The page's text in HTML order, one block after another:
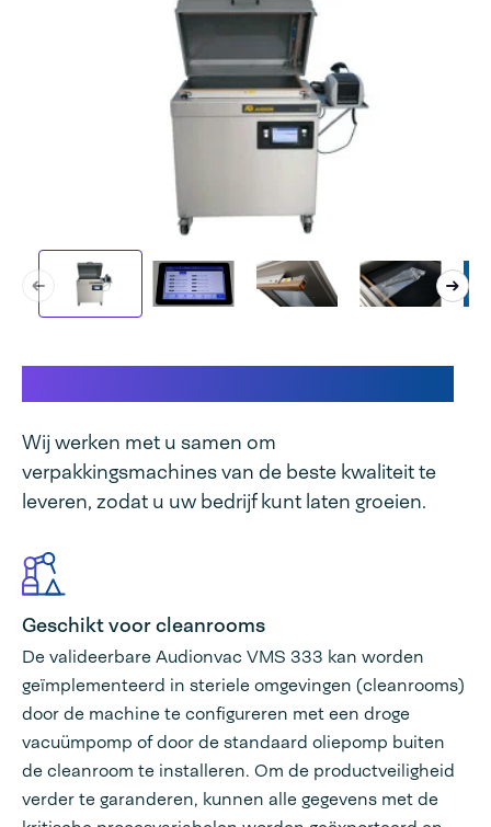
Wij werken met u samen om
verpakkingsmachines van de beste kwaliteit te
leveren, zodat u uw bedrijf kunt laten groeien.
Geschikt voor cleanrooms
De valideerbare Audionvac VMS 333 kan worden
geïmplementeerd in steriele omgevingen (cleanrooms)
door de machine te configureren met een droge
vacuümpomp of door de standaard oliepomp buiten
de cleanroom te installeren. Om de productveiligheid
verder te garanderen, kunnen alle gegevens met de